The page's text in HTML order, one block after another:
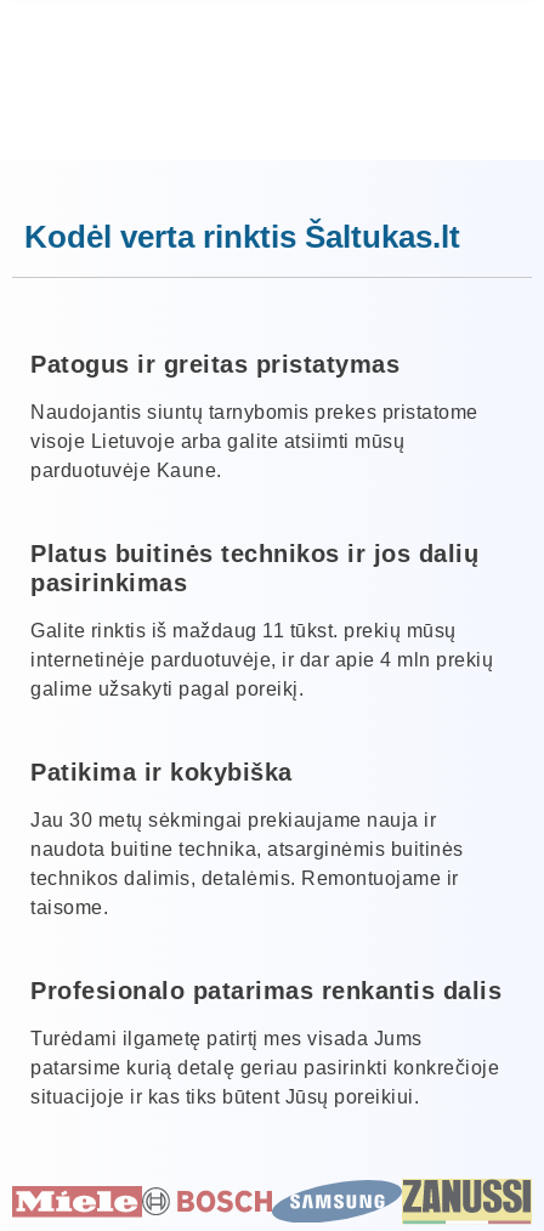
Kodėl verta rinktis Šaltukas.lt
Patogus ir greitas pristatymas
Naudojantis siuntų tarnybomis prekes pristatome
visoje Lietuvoje arba galite atsiimti mūsų
parduotuvėje Kaune.
Platus buitinės technikos ir jos dalių
pasirinkimas
Galite rinktis iš maždaug 11 tūkst. prekių mūsų
internetinėje parduotuvėje, ir dar apie 4 mln prekių
galime užsakyti pagal poreikį.
Patikima ir kokybiška
Jau 30 metų sėkmingai prekiaujame nauja ir
naudota buitine technika, atsarginėmis buitinės
technikos dalimis, detalėmis. Remontuojame ir
taisome.
Profesionalo patarimas renkantis dalis
Turėdami ilgametę patirtį mes visada Jums
patarsime kurią detalę geriau pasirinkti konkrečioje
situacijoje ir kas tiks būtent Jūsų poreikiui.